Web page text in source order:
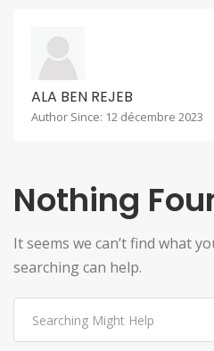
ALA BEN REJEB
Author Since: 12 décembre 2023
Nothing
It seems we can’t find what
searching can help.